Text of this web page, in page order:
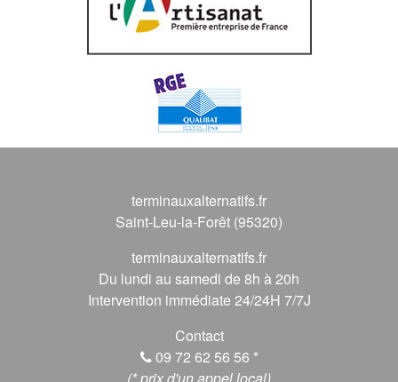
terminauxalternatifs.fr
Saint-Leu-la-Forêt (95320)
terminauxalternatifs.fr
Du lundi au samedi de 8h à 20h
Intervention immédiate 24/24H 7/7J
Contact
09 72 62 56 56 *